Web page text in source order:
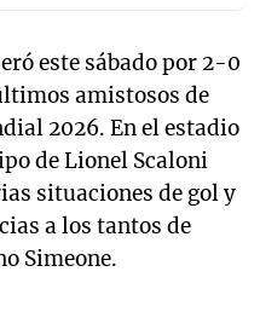
este sábado por 2-0
amistosos de
2026. En el estadio
de Lionel Scaloni
situaciones de gol y
a los tantos de
Simeone.